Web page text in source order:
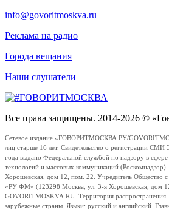
info@govoritmoskva.ru
Реклама на радио
Города вещания
Наши слушатели
Все права защищены. 2014-2026 ©
Сетевое издание «ГОВОРИТМОСКВА.РУ/
лиц старше 16 лет. Свидетельство о регистрации
года выдано Федеральной службой по надзору в
технологий и массовых коммуникаций
Хорошевская, дом 12, пом. 22. Учредитель Общество с
«РУ ФМ» (123298 Москва, ул. 3-я Хорошевская, дом
GOVORITMOSKVA.RU. Территория распространения
зарубежные страны. Языки: русский и английский.